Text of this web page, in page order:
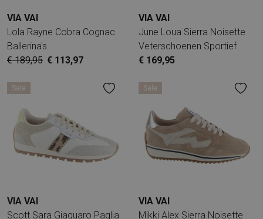
VIA VAI
Lola Rayne Cobra Cognac
Ballerina's
€ 189,95 € 113,97
VIA VAI
June Loua Sierra Noisette
Veterschoenen Sportief
€ 169,95
Sale
VIA VAI
Scott Sara Giaguaro Paglia
Sale
VIA VAI
Mikki Alex Sierra Noisette